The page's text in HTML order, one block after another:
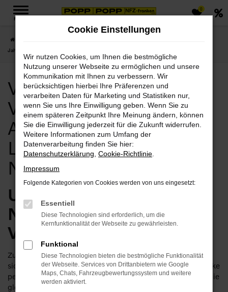
Zum
MENÜ
0
Jahreswagen Angebote mit Lieferservice nach Naumburg (Saale)
Volvo Naumburg (Saale),
Volvo Jahreswagen
Angebote mit
Lieferservice nach
Naumburg (Saale)
Unsere Idee für
Naumburg (Saale) – ein
Volvo Jahreswagen
Zugegeben: ein Volvo Jahreswagen geht immer und eignet
sich nicht nur für Naumburg (Saale). Dennoch passt die Marke
perfekt in diese Stadt und liefert immer wieder Fahrzeuge, die
gleichermaßen dem Stadtverkehr wie längeren Strecken auf
Cookie Einstellungen
Wir nutzen Cookies, um Ihnen die bestmögliche
Nutzung unserer Webseite zu ermöglichen und unsere
Kommunikation mit Ihnen zu verbessern. Wir
berücksichtigen hierbei Ihre Präferenzen und
verarbeiten Daten für Marketing und Statistiken nur,
wenn Sie uns Ihre Einwilligung geben. Wenn Sie zu
einem späteren Zeitpunkt Ihre Meinung ändern, können
Sie die Einwilligung jederzeit für die Zukunft widerrufen.
Weitere Informationen zum Umfang der
Datenverarbeitung finden Sie hier:
Datenschutzerklärung Cookie-Richtlinie
Impressum
Folgende Kategorien von Cookies werden von uns eingesetzt:
Essentiell
Diese Technologien sind erforderlich, um die
Kernfunktionalität der Webseite zu gewährleisten.
Funktional
Diese Technologien bieten die bestmögliche Funktionalität
der Webseite. Services von Drittanbietern wie Google
Maps, Chats, Fahrzeugbewertungssystem und weitere
werden aktiviert.